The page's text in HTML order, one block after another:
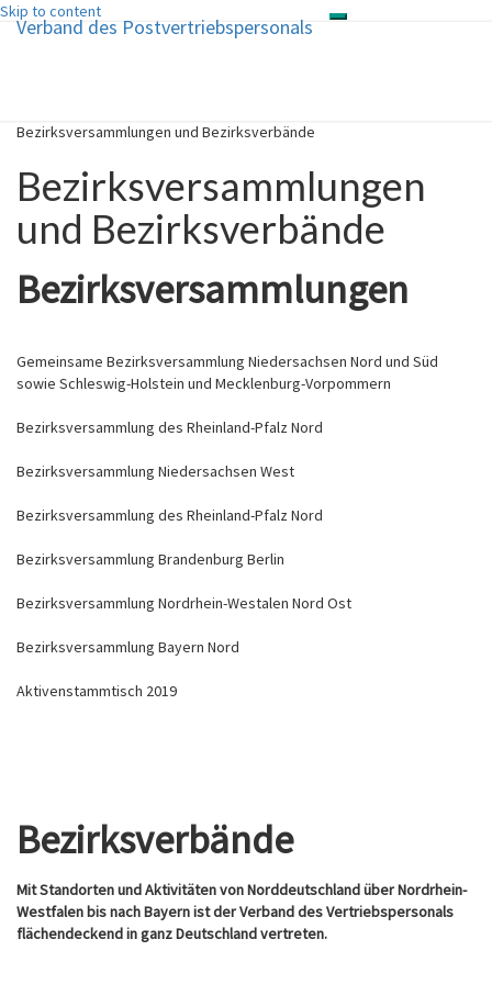
Skip to content
Toggle
Verband des Postvertriebspersonals
Bezirksversammlungen und Bezirksverbände
Bezirksversammlungen
und Bezirksverbände
Bezirksversammlungen
Gemeinsame Bezirksversammlung Niedersachsen Nord und Süd
sowie Schleswig-Holstein und Mecklenburg-Vorpommern
Bezirksversammlung des Rheinland-Pfalz Nord
Bezirksversammlung Niedersachsen West
Bezirksversammlung des Rheinland-Pfalz Nord
Bezirksversammlung Brandenburg Berlin
Bezirksversammlung Nordrhein-Westalen Nord Ost
Bezirksversammlung Bayern Nord
Aktivenstammtisch 2019
Bezirksverbände
Mit Standorten und Aktivitäten von Norddeutschland über Nordrhein-
Westfalen bis nach Bayern ist der Verband des Vertriebspersonals
flächendeckend in ganz Deutschland vertreten.